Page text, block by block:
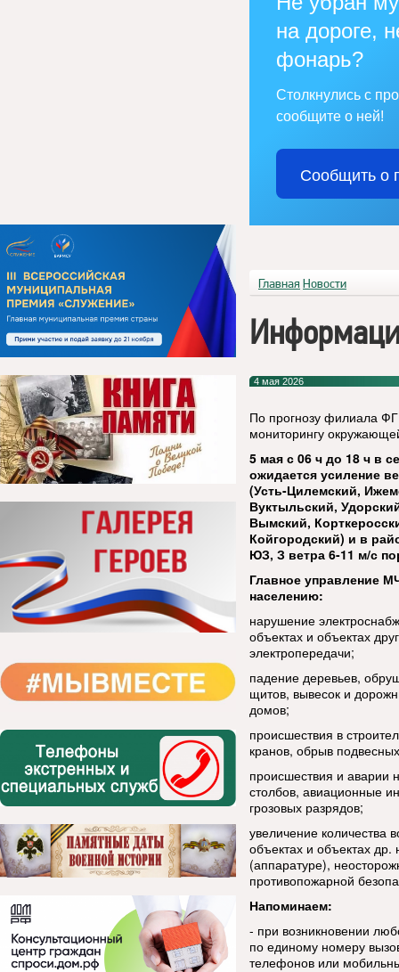
на дороге,
фонарь?
Столкнулись с
сообщите о ней!
Сообщить о
Главная Новости
4 мая 2026
По прогнозу филиала
мониторингу
5 мая с 06 ч до 18 ч в
ожидается усиление
(Усть-Цилемский,
Вуктыльский,
Вымский,
Койгородский) и в
ЮЗ, З ветра 6-11 м/с
Главное управление
населению:
нарушение
объектах и объектах
электропередачи;
падение деревьев,
щитов, вывесок и
домов;
происшествия в
кранов, обрыв
происшествия и аварии
столбов, авиационные
грозовых разрядов;
увеличение количества
объектах и объектах др.
(аппаратуре),
противопожарной
Напоминаем:
- при возникновении
по единому номеру
телефонов или